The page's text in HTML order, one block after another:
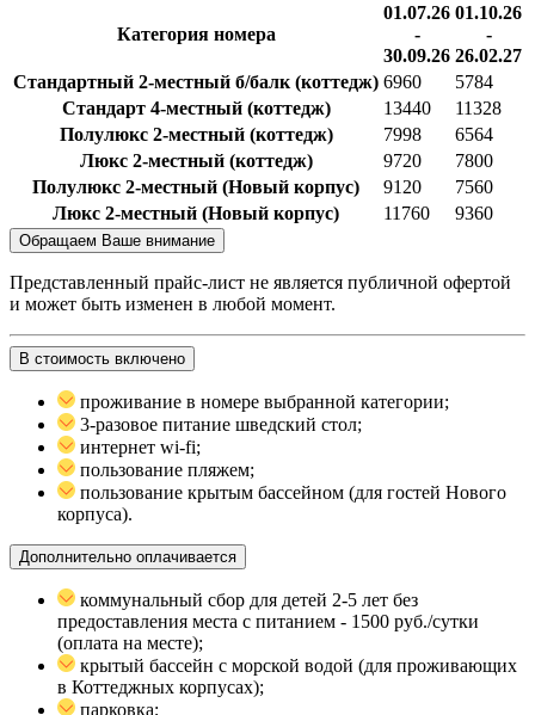
Категория номера
01.07.26
-
30.09.26
01.10.26
-
26.02.27
Стандартный 2-местный б/балк (коттедж) 6960
5784
Стандарт 4-местный (коттедж)
13440
11328
Полулюкс 2-местный (коттедж)
7998
6564
Люкс 2-местный (коттедж)
9720
7800
Полулюкс 2-местный (Новый корпус)
9120
7560
Люкс 2-местный (Новый корпус)
11760 9360
Обращаем Ваше внимание
Представленный прайс-лист не является публичной офертой
и может быть изменен в любой момент.
В стоимость включено
проживание в номере выбранной категории;
3-разовое питание шведский стол;
интернет wi-fi;
пользование пляжем;
пользование крытым бассейном (для гостей Нового
корпуса).
Дополнительно оплачивается
коммунальный сбор для детей 2-5 лет без
предоставления места с питанием - 1500 руб./сутки
(оплата на месте);
крытый бассейн с морской водой (для проживающих
в Коттеджных корпусах);
парковка;